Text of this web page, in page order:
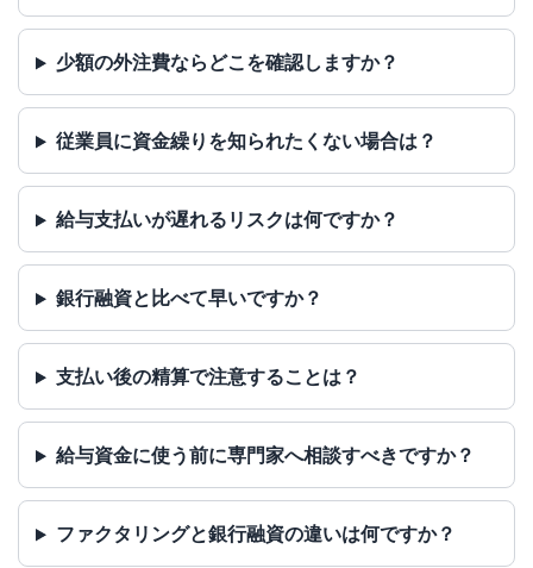
少額の外注費ならどこを確認しますか？
従業員に資金繰りを知られたくない場合は？
給与支払いが遅れるリスクは何ですか？
銀行融資と比べて早いですか？
支払い後の精算で注意することは？
給与資金に使う前に専門家へ相談すべきですか？
ファクタリングと銀行融資の違いは何ですか？